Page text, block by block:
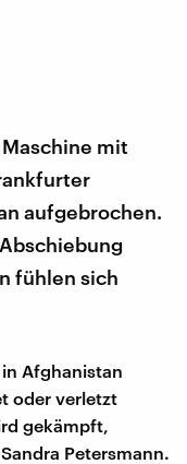
mit
aufgebrochen.
fühlen sich
Afghanistan
oder verletzt
gekämpft,
Petersmann.